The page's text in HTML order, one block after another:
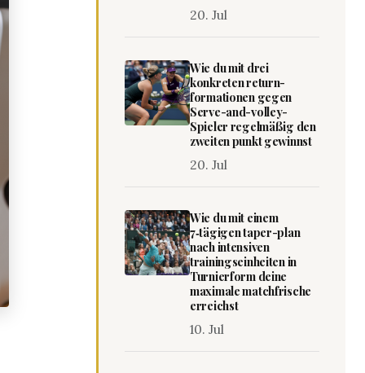
20. Jul
Wie du mit drei
konkreten return-
formationen gegen
Serve-and-volley-
Spieler regelmäßig den
zweiten punkt gewinnst
20. Jul
Wie du mit einem
7‑tägigen taper-plan
nach intensiven
trainingseinheiten in
Turnierform deine
maximale matchfrische
erreichst
10. Jul